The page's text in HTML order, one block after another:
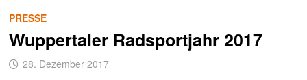
PRESSE
Wuppertaler Radsportjahr 2017
28. Dezember 2017